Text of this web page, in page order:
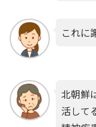
これに
北朝鮮
活して